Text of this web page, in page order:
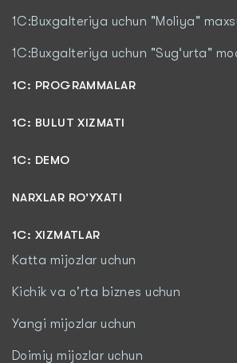
1C:Buxgalteriya uchun "Moliya"
1C:Buxgalteriya uchun "Sug‘urta"
1С: PROGRAMMALAR
1C: BULUT XIZMATI
1C: DEMO
NARXLAR RO'YXATI
1С: XIZMATLAR
Katta mijozlar uchun
Kichik va o'rta biznes uchun
Yangi mijozlar uchun
Doimiy mijozlar uchun